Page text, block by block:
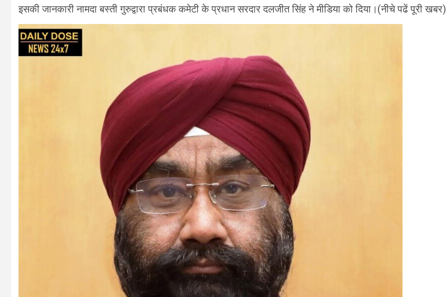
इसकी जानकारी नामदा बस्ती गुरुद्वारा प्रबंधक कमेटी के प्रधान सरदार दलजीत सिंह ने मीडिया को दिया।(नीचे पढें पूरी खबर)